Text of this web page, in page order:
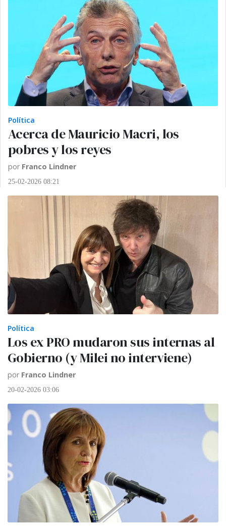
Política
Acerca de Mauricio Macri, los
pobres y los reyes
por Franco Lindner
25-02-2026 08:21
Política
Los ex PRO mudaron sus internas al
Gobierno (y Milei no interviene)
por Franco Lindner
20-02-2026 03:06